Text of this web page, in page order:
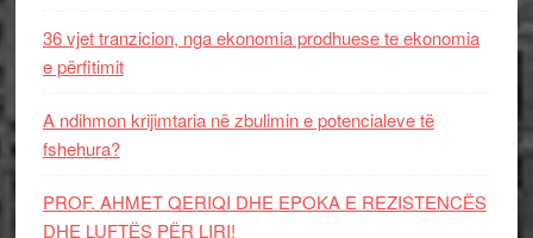
36 vjet tranzicion, nga ekonomia prodhuese te ekonomia
e përfitimit
A ndihmon krijimtaria në zbulimin e potencialeve të
fshehura?
PROF. AHMET QERIQI DHE EPOKA E REZISTENCЁS
DHE LUFTЁS PЁR LIRI!